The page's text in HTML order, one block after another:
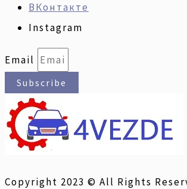
ВКонтакте
Instagram
Email
Subscribe
Copyright 2023 © All Rights